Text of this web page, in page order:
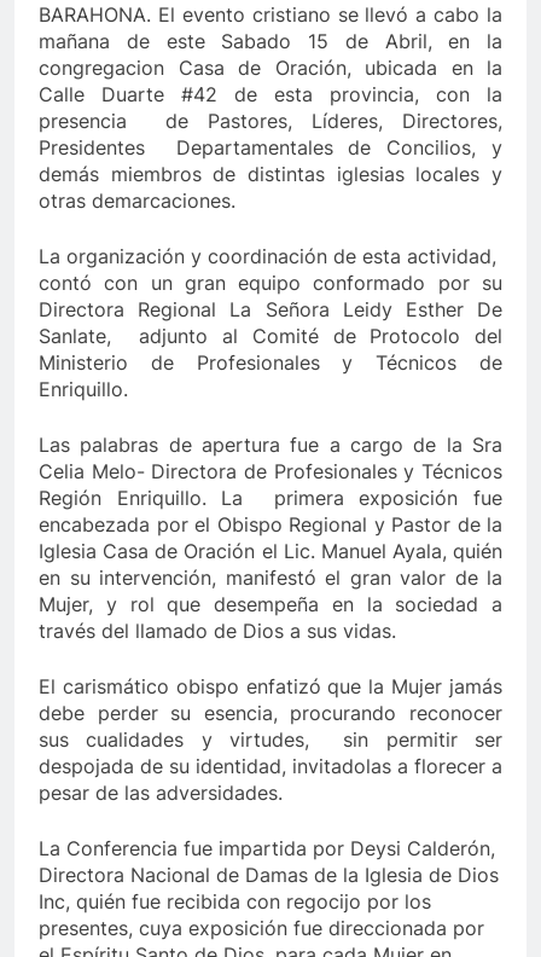
BARAHONA. El evento cristiano se llevó a cabo la
mañana de este Sabado 15 de Abril, en la
congregacion Casa de Oración, ubicada en la
Calle Duarte #42 de esta provincia, con la
presencia de Pastores, Líderes, Directores,
Presidentes Departamentales de Concilios, y
demás miembros de distintas iglesias locales y
otras demarcaciones.
La organización y coordinación de esta actividad,
contó con un gran equipo conformado por su
Directora Regional La Señora Leidy Esther De
Sanlate, adjunto al Comité de Protocolo del
Ministerio de Profesionales y Técnicos de
Enriquillo.
Las palabras de apertura fue a cargo de la Sra
Celia Melo- Directora de Profesionales y Técnicos
Región Enriquillo. La primera exposición fue
encabezada por el Obispo Regional y Pastor de la
Iglesia Casa de Oración el Lic. Manuel Ayala, quién
en su intervención, manifestó el gran valor de la
Mujer, y rol que desempeña en la sociedad a
través del llamado de Dios a sus vidas.
El carismático obispo enfatizó que la Mujer jamás
debe perder su esencia, procurando reconocer
sus cualidades y virtudes, sin permitir ser
despojada de su identidad, invitadolas a florecer a
pesar de las adversidades.
La Conferencia fue impartida por Deysi Calderón,
Directora Nacional de Damas de la Iglesia de Dios
Inc, quién fue recibida con regocijo por los
presentes, cuya exposición fue direccionada por